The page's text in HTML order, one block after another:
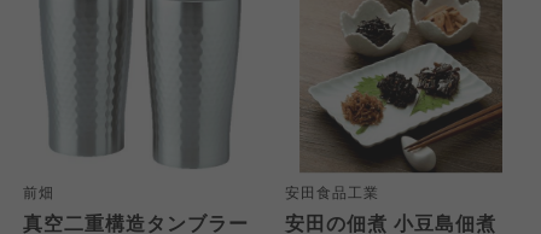
前畑
真空二重構造タンブラー
安田食品工業
安田の佃煮 小豆島佃煮